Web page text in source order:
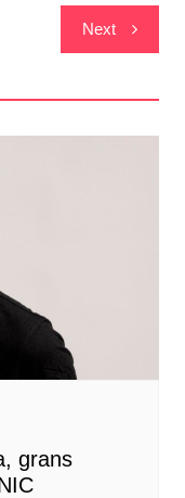
Next
grans